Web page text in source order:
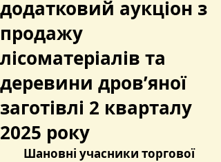
додатковий аукціон з
продажу
лісоматеріалів та
деревини дров’яної
заготівлі 2 кварталу
2025 року
Шановні учасники торгової